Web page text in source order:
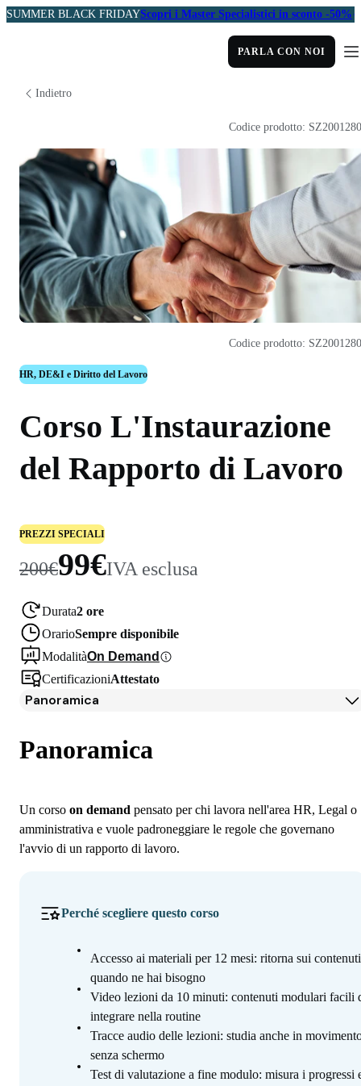
SUMMER BLACK FRIDAYScopri i Master Specialistici in sconto -50%
PARLA CON NOI
Indietro
HR, DE&I e Diritto del Lavoro
Corso L'Instaurazione
del Rapporto di Lavoro
PREZZI SPECIALI
200€99€IVA esclusa
Durata2 ore
OrarioSempre disponibile
ModalitàOn Demand
CertificazioniAttestato
Codice prodotto:
Codice prodotto:
Panoramica
Programma
Iscrizione
Panoramica
Un corso on demand pensato per chi lavora nell'area HR, Legal o
amministrativa e vuole padroneggiare le regole che governano
l'avvio di un rapporto di lavoro.
Perché scegliere questo corso
Accesso ai materiali per 12 mesi: ritorna sui contenuti
quando ne hai bisogno
Video lezioni da 10 minuti: contenuti modulari facili
integrare nella routine
Tracce audio delle lezioni: studia anche in
senza schermo
Test di valutazione a fine modulo: misura i progressi